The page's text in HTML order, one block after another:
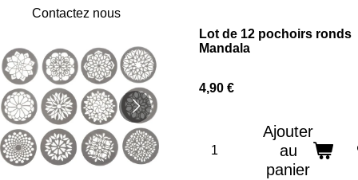
Contactez nous
Lot de 12 pochoirs ronds
Mandala
4,90 €
Ajouter
au
panier